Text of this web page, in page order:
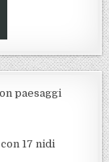
paesaggi
17 nidi